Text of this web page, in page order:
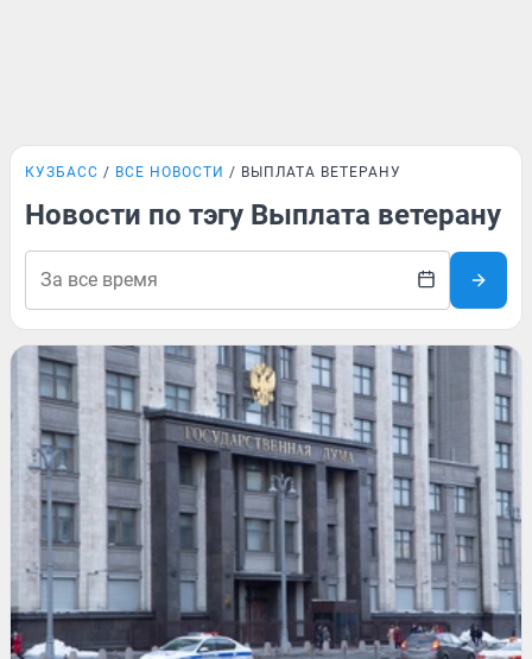
КУЗБАСС ВСЕ НОВОСТИ ВЫПЛАТА ВЕТЕРАНУ
Новости по тэгу Выплата ветерану